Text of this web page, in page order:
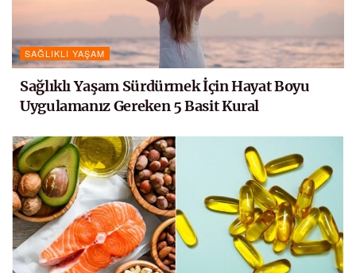
SAĞLIKLI YAŞAM
Sağlıklı Yaşam Sürdürmek İçin Hayat Boyu
Uygulamanız Gereken 5 Basit Kural